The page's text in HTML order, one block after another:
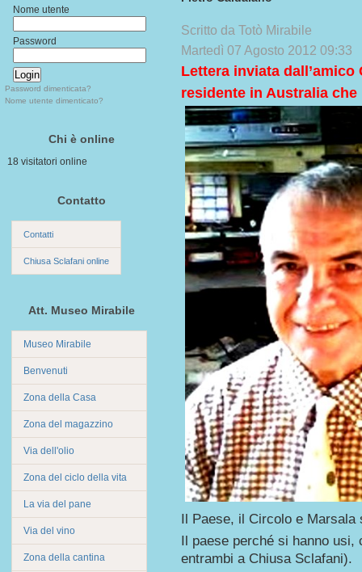
Nome utente
Password
Password dimenticata?
Nome utente dimenticato?
Chi è online
18 visitatori online
Contatto
Contatti
Chiusa Sclafani online
Att. Museo Mirabile
Museo Mirabile
Benvenuti
Zona della Casa
Zona del magazzino
Via dell'olio
Zona del ciclo della vita
La via del pane
Via del vino
Zona della cantina
Scritto da Totò Mirabile
Martedì 07 Agosto 2012 09:33
Lettera inviata dall’amico
residente in Australia che
Il Paese, il Circolo e Marsala
Il paese perché si hanno usi,
entrambi a Chiusa Sclafani).